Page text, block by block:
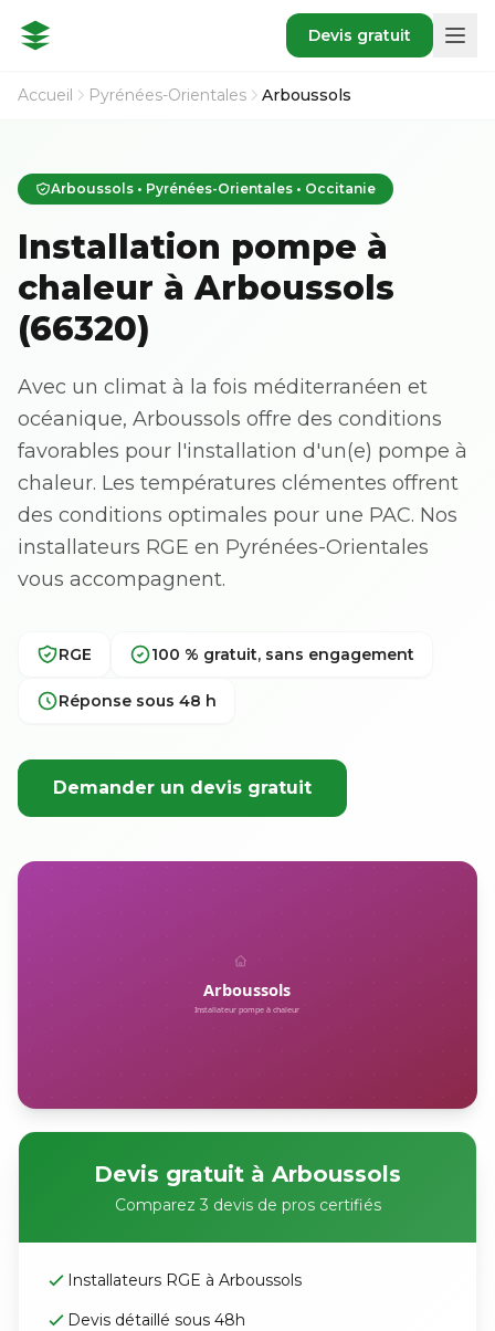
Devis gratuit
Accueil Pyrénées-Orientales Arboussols
Arboussols • Pyrénées-Orientales • Occitanie
Installation pompe à
chaleur à Arboussols
(66320)
Avec un climat à la fois méditerranéen et
océanique, Arboussols offre des conditions
favorables pour l'installation d'un(e) pompe à
chaleur. Les températures clémentes offrent
des conditions optimales pour une PAC. Nos
installateurs RGE en Pyrénées-Orientales
vous accompagnent.
RGE 100 % gratuit, sans engagement
Réponse sous 48 h
Demander un devis gratuit
Devis gratuit à Arboussols
Comparez 3 devis de pros certifiés
Installateurs RGE à Arboussols
Devis détaillé sous 48h